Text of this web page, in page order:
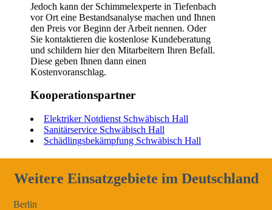
Jedoch kann der Schimmelexperte in Tiefenbach
vor Ort eine Bestandsanalyse machen und Ihnen
den Preis vor Beginn der Arbeit nennen. Oder
Sie kontaktieren die kostenlose Kundeberatung
und schildern hier den Mitarbeitern Ihren Befall.
Diese geben Ihnen dann einen
Kostenvoranschlag.
Kooperationspartner
Elektriker Notdienst Schwäbisch Hall
Sanitärservice Schwäbisch Hall
Schädlingsbekämpfung Schwäbisch Hall
Weitere Einsatzgebiete im Deutschland
Berlin